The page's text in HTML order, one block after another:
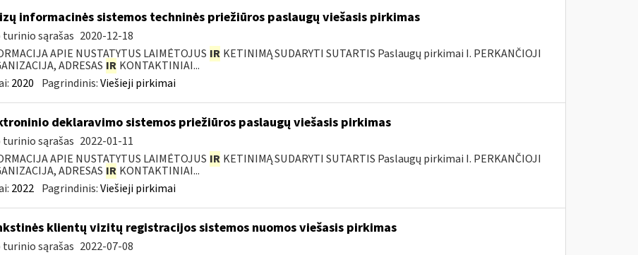
informacinės sistemos techninės priežiūros paslaugų viešasis pirkimas
turinio sąrašas 2020-12-18
APIE NUSTATYTUS LAIMĖTOJUS IR KETINIMĄ SUDARYTI SUTARTIS Paslaugų pirkimai I. PERKANČIOJI
ADRESAS IR KONTAKTINIAI...
2020 Pagrindinis:Viešieji pirkimai
deklaravimo sistemos priežiūros paslaugų viešasis pirkimas
turinio sąrašas 2022-01-11
APIE NUSTATYTUS LAIMĖTOJUS IR KETINIMĄ SUDARYTI SUTARTIS Paslaugų pirkimai I. PERKANČIOJI
ADRESAS IR KONTAKTINIAI...
2022 Pagrindinis:Viešieji pirkimai
klientų vizitų registracijos sistemos nuomos viešasis pirkimas
turinio sąrašas 2022-07-08